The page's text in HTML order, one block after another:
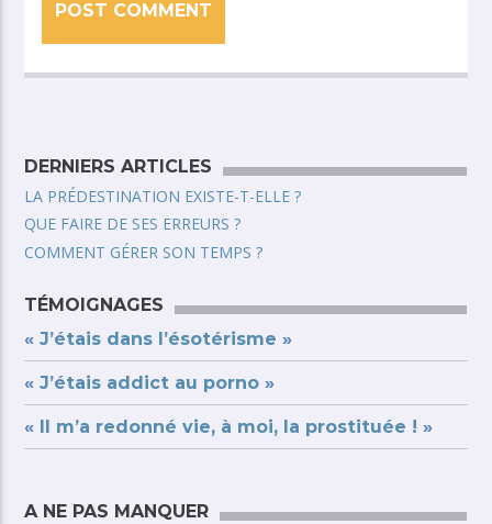
DERNIERS ARTICLES
LA PRÉDESTINATION EXISTE-T-ELLE ?
QUE FAIRE DE SES ERREURS ?
COMMENT GÉRER SON TEMPS ?
TÉMOIGNAGES
« J’étais dans l’ésotérisme »
« J’étais addict au porno »
« Il m’a redonné vie, à moi, la prostituée ! »
A NE PAS MANQUER